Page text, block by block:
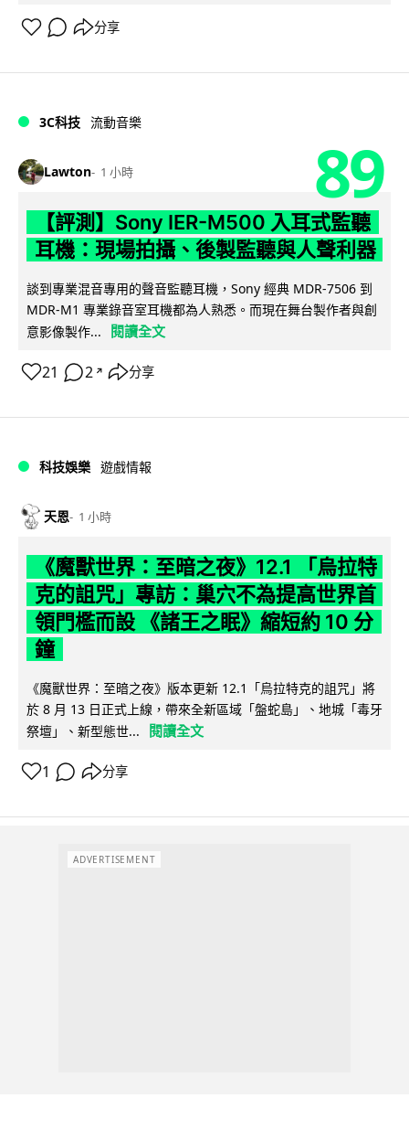
分享
3C科技 流動音樂
Lawton 1 小時 89
【評測】Sony IER-M500 入耳式監聽
耳機：現場拍攝、後製監聽與人聲利器
談到專業混音專用的聲音監聽耳機，Sony 經典 MDR-7506 到
MDR-M1 專業錄音室耳機都為人熟悉。而現在舞台製作者與創
意影像製作...
閱讀全文
21 2 ↗ 分享
科技娛樂 遊戲情報
天恩 1 小時
《魔獸世界：至暗之夜》12.1 「烏拉特
克的詛咒」專訪：巢穴不為提高世界首
領門檻而設 《諸王之眠》縮短約 10 分
鐘
《魔獸世界：至暗之夜》版本更新 12.1「烏拉特克的詛咒」將
於 8 月 13 日正式上線，帶來全新區域「盤蛇島」、地城「毒牙
祭壇」、新型態世...
閱讀全文
1 分享
ADVERTISEMENT